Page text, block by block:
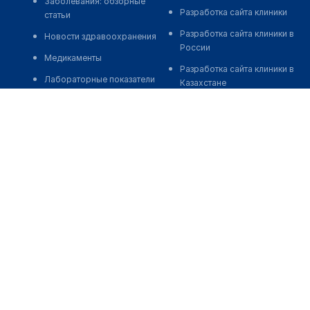
статьи
Новости здравоохранения
Медикаменты
Лабораторные показатели
Разработка сайта клиники
Разработка сайта клиники в
России
Разработка сайта клиники в
Казахстане